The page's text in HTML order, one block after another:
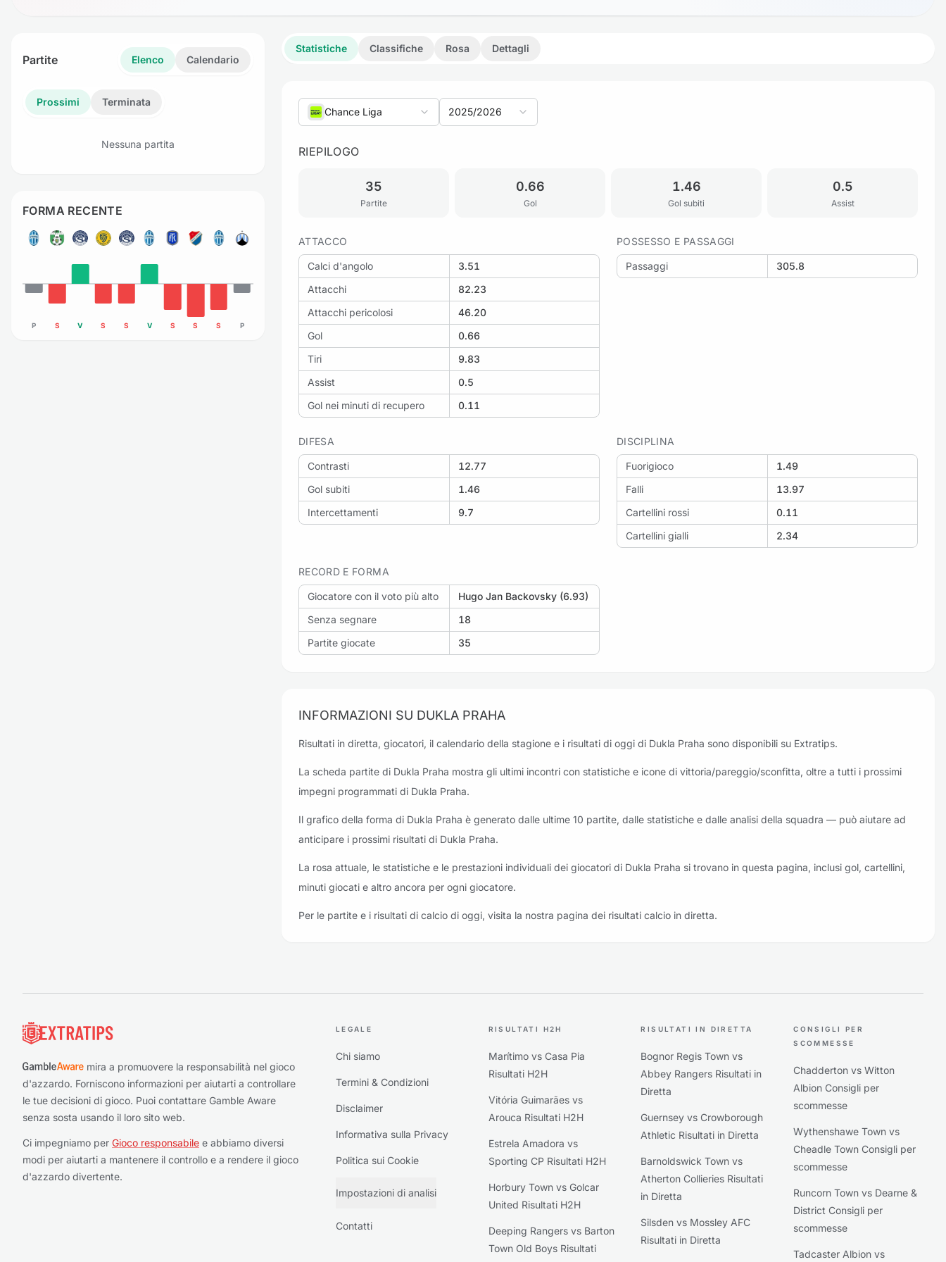
Partite Elenco Calendario
Prossimi Terminata
Nessuna partita
FORMA RECENTE
P S V S S V S S S P
Statistiche Classifiche Rosa Dettagli
Chance Liga 2025/2026
RIEPILOGO
35
Partite
0.66
Gol
1.46
Gol subiti
0.5
Assist
ATTACCO
Calci d'angolo
3.51
Attacchi
82.23
Attacchi pericolosi
46.20
Gol
0.66
Tiri
9.83
Assist
0.5
Gol nei minuti di recupero
0.11
POSSESSO E PASSAGGI
Passaggi 305.8
DIFESA
Contrasti
12.77
Gol subiti
1.46
Intercettamenti
9.7
DISCIPLINA
Fuorigioco
1.49
Falli
13.97
Cartellini rossi
0.11
Cartellini gialli
2.34
RECORD E FORMA
Giocatore con il voto più alto
Hugo Jan Backovsky (6.93)
Senza segnare
18
Partite giocate
35
INFORMAZIONI SU DUKLA PRAHA
Risultati in diretta, giocatori, il calendario della stagione e i risultati di oggi di Dukla Praha sono disponibili su Extratips.
La scheda partite di Dukla Praha mostra gli ultimi incontri con statistiche e icone di vittoria/pareggio/sconfitta, oltre a tutti i prossimi
impegni programmati di Dukla Praha.
Il grafico della forma di Dukla Praha è generato dalle ultime 10 partite, dalle statistiche e dalle analisi della squadra — può aiutare ad
anticipare i prossimi risultati di Dukla Praha.
La rosa attuale, le statistiche e le prestazioni individuali dei giocatori di Dukla Praha si trovano in questa pagina, inclusi gol, cartellini,
minuti giocati e altro ancora per ogni giocatore.
Per le partite e i risultati di calcio di oggi, visita la nostra pagina dei risultati calcio in diretta.
mira a promuovere la responsabilità nel gioco
d'azzardo. Forniscono informazioni per aiutarti a controllare
le tue decisioni di gioco. Puoi contattare Gamble Aware
senza sosta usando il loro sito web.
Ci impegniamo per Gioco responsabile e abbiamo diversi
modi per aiutarti a mantenere il controllo e a rendere il gioco
d'azzardo divertente.
LEGALE
Chi siamo
Termini & Condizioni
Disclaimer
Informativa sulla Privacy
Politica sui Cookie
Impostazioni di analisi
Contatti
RISULTATI H2H
Marítimo vs Casa Pia
Risultati H2H
Vitória Guimarães vs
Arouca Risultati H2H
Estrela Amadora vs
Sporting CP Risultati H2H
Horbury Town vs Golcar
United Risultati H2H
Deeping Rangers vs Barton
Town Old Boys Risultati
RISULTATI IN DIRETTA
Bognor Regis Town vs
Abbey Rangers Risultati in
Diretta
Guernsey vs Crowborough
Athletic Risultati in Diretta
Barnoldswick Town vs
Atherton Collieries Risultati
in Diretta
Silsden vs Mossley AFC
Risultati in Diretta
CONSIGLI PER
SCOMMESSE
Chadderton vs Witton
Albion Consigli per
scommesse
Wythenshawe Town vs
Cheadle Town Consigli per
scommesse
Runcorn Town vs Dearne &
District Consigli per
scommesse
Tadcaster Albion vs